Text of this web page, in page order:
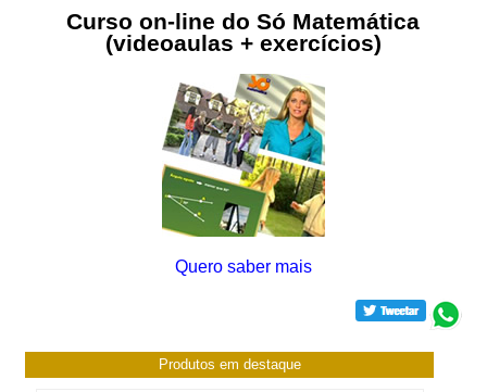
Curso on-line do Só Matemática
(videoaulas + exercícios)
Quero saber mais
Produtos em destaque